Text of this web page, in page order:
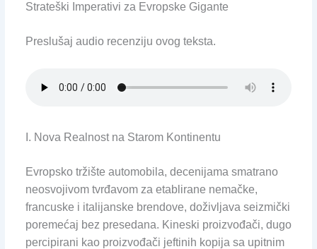
Strateški Imperativi za Evropske Gigante
Preslušaj audio recenziju ovog teksta.
I. Nova Realnost na Starom Kontinentu
Evropsko tržište automobila, decenijama smatrano
neosvojivom tvrđavom za etablirane nemačke,
francuske i italijanske brendove, doživljava seizmički
poremećaj bez presedana. Kineski proizvođači, dugo
percipirani kao proizvođači jeftinih kopija sa upitnim